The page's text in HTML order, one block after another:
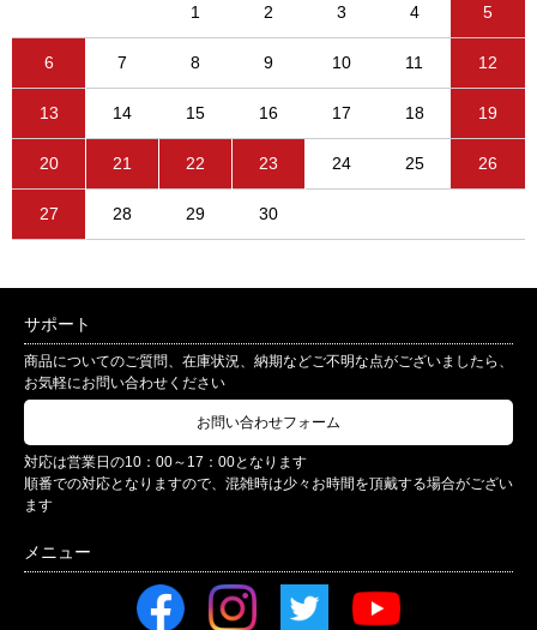
1 2 3 4 5
6 7 8 9 10 11 12
13 14 15 16 17 18 19
20 21 22 23 24 25 26
27 28 29 30
サポート
商品についてのご質問、在庫状況、納期などご不明な点がございましたら、
お気軽にお問い合わせください
お問い合わせフォーム
対応は営業日の10：00～17：00となります
順番での対応となりますので、混雑時は少々お時間を頂戴する場合がござい
ます